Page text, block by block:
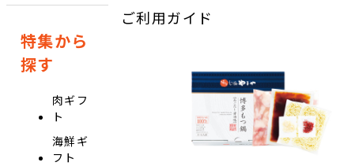
ご利用ガイド
特集から
探す
肉ギフ
ト
海鮮ギ
フト